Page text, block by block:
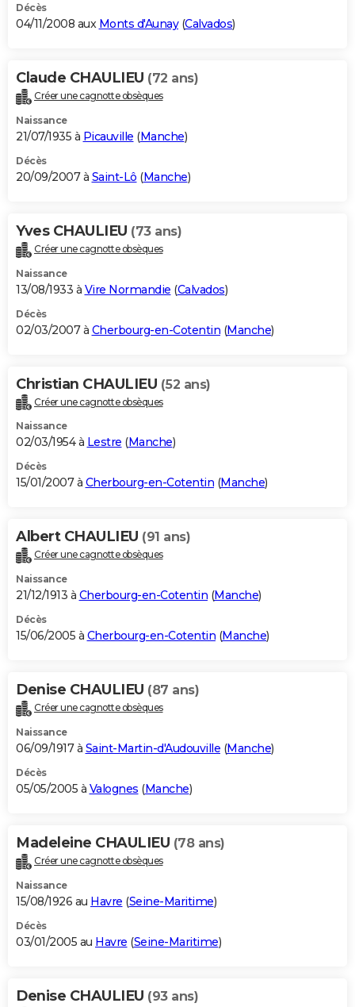
Décès
04/11/2008 aux Monts d'Aunay(Calvados)
Claude CHAULIEU (72 ans)
Créer une cagnotte obsèques
Naissance
21/07/1935 à Picauville (Manche)
Décès
20/09/2007 à Saint-Lô (Manche)
Yves CHAULIEU (73 ans)
Créer une cagnotte obsèques
Naissance
13/08/1933 à Vire Normandie (Calvados)
Décès
02/03/2007 à Cherbourg-en-Cotentin (Manche)
Christian CHAULIEU (52 ans)
Créer une cagnotte obsèques
Naissance
02/03/1954 à Lestre (Manche)
Décès
15/01/2007 à Cherbourg-en-Cotentin (Manche)
Albert CHAULIEU (91 ans)
Créer une cagnotte obsèques
Naissance
21/12/1913 à Cherbourg-en-Cotentin (Manche)
Décès
15/06/2005 à Cherbourg-en-Cotentin (Manche)
Denise CHAULIEU (87 ans)
Créer une cagnotte obsèques
Naissance
06/09/1917 à Saint-Martin-d'Audouville (Manche)
Décès
05/05/2005 à Valognes (Manche)
Madeleine CHAULIEU (78 ans)
Créer une cagnotte obsèques
Naissance
15/08/1926 au Havre (Seine-Maritime)
Décès
03/01/2005 au Havre (Seine-Maritime)
Denise CHAULIEU (93 ans)